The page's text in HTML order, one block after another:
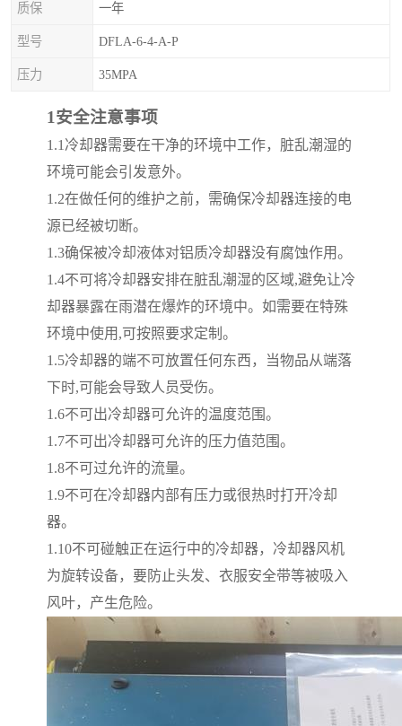
质保 一年
型号 DFLA-6-4-A-P
压力 35MPA
1安全注意事项
1.1 冷却器需要在干净的环境中工作，脏乱潮湿的
环境可能会引发意外。
1.2在做任何的维护之前，需确保冷却器连接的电
源已经被切断。
1.3确保被冷却液体对铝质冷却器没有腐蚀作用。
1.4不可将冷却器安排在脏乱潮湿的区域,避免让冷
却器暴露在雨潜在爆炸的环境中。如需要在特殊
环境中使用 ,可按照要求定制。
1.5冷却器的端不可放置任何东西，当物品从端落
下时,可能会导致人员受伤。
1.6不可出冷却器可允许的温度范围。
1.7不可出冷却器可允许的压力值范围。
1.8不可过允许的流量。
1.9不可在冷却器内部有压力或很热时打开冷却
器。
1.10不可碰触正在运行中的冷却器，冷却器风机
为旋转设备，要防止头发、衣服安全带等被吸入
风叶，产生危险。